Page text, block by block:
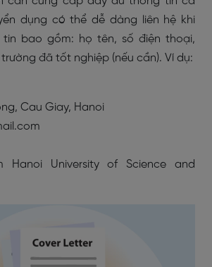
dụng có thể dễ dàng liên hệ khi
bao gồm: họ tên, số điện thoại,
đã tốt nghiệp (nếu cần). Ví dụ:
Cau Giay, Hanoi
Hanoi University of Science and